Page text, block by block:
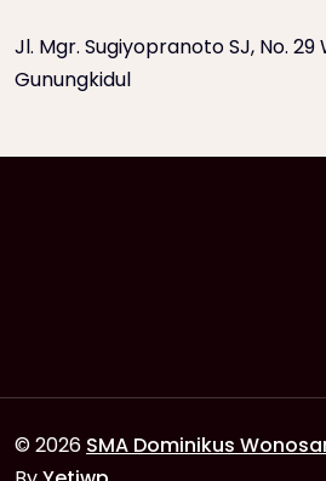
Jl. Mgr. Sugiyopranoto SJ, No. 29
Gunungkidul
© 2026 SMA Dominikus